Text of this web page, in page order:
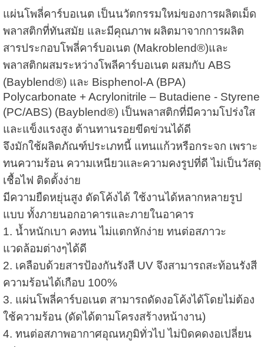
แผ่นโพลี่คาร์บอเนต เป็นนวัตกรรมใหม่ของการผลิตเม็ด
พลาสติกที่ทันสมัย และมีคุณภาพ ผลิตมาจากการผลิต
สารประกอบโพลี่คาร์บอเนต (Makroblend®)และ
พลาสติกผสมระหว่างโพลีคาร์บอเนต ผสมกับ ABS
(Bayblend®) และ Bisphenol-A (BPA)
Polycarbonate + Acrylonitrile – Butadiene - Styrene
(PC/ABS) (Bayblend®) เป็นพลาสติกที่มีความโปร่งใส
และแข็งแรงสูง ต้านทานรอยขีดข่วนได้ดี
จึงมักใช้ผลิตภัณฑ์ประเภทนี้ แทนแก้วหรือกระจก เพราะ
ทนความร้อน ความเหนียวและความคงรูปที่ดี ไม่เป็นวัสดุ
เชื้อไฟ ติดตั้งง่าย
มีความยืดหยุ่นสูง ดัดโค้งได้ ใช้งานได้หลากหลายรูป
แบบ ทั้งภายนอกอาคารและภายในอาคาร
1. น้ำหนักเบา คงทน ไม่แตกหักง่าย ทนต่อสภาวะ
แวดล้อมต่างๆได้ดี
2. เคลือบด้วยสารป้องกันรังสี UV จึงสามารถสะท้อนรังสี
ความร้อนได้เกือบ 100%
3. แผ่นโพลี่คาร์บอเนต สามารถดัดงอโค้งได้โดยไม่ต้อง
ใช้ความร้อน (ดัดได้ตามโครงสร้างหน้างาน)
4. ทนต่อสภาพอากาศอุณหภูมิทั่วไป ไม่บิดคดงอเปลี่ยน